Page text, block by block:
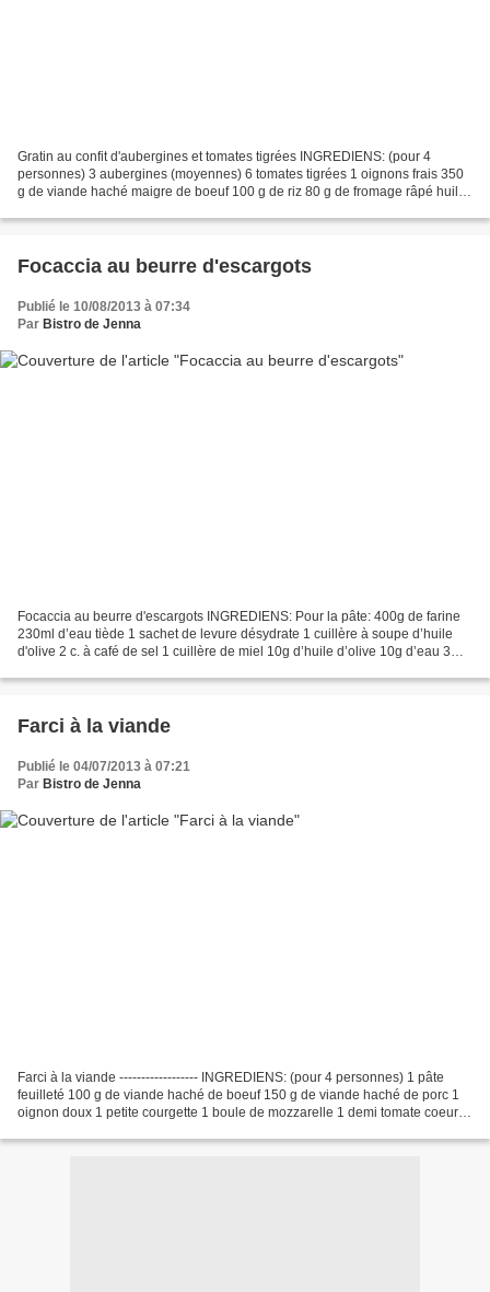
Gratin au confit d'aubergines et tomates tigrées INGREDIENS: (pour 4
personnes) 3 aubergines (moyennes) 6 tomates tigrées 1 oignons frais 350
g de viande haché maigre de boeuf 100 g de riz 80 g de fromage râpé huile
Focaccia au beurre d'escargots
Publié le 10/08/2013 à 07:34
Par Bistro de Jenna
Focaccia au beurre d'escargots INGREDIENS: Pour la pâte: 400g de farine
230ml d’eau tiède 1 sachet de levure désydrate 1 cuillère à soupe d’huile
d'olive 2 c. à café de sel 1 cuillère de miel 10g d’huile d’olive 10g d’eau 3
Farci à la viande
Publié le 04/07/2013 à 07:21
Par Bistro de Jenna
Farci à la viande ------------------ INGREDIENS: (pour 4 personnes) 1 pâte
feuilleté 100 g de viande haché de boeuf 150 g de viande haché de porc 1
oignon doux 1 petite courgette 1 boule de mozzarelle 1 demi tomate coeur